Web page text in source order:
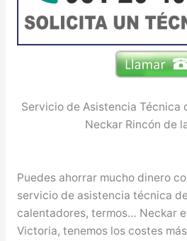
Servicio de Asistencia Técnica
Neckar Rincón de
Puedes ahorrar mucho dinero
servicio de asistencia técnica
calentadores, termos… Neckar
Victoria, tenemos los costes